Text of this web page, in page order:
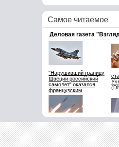
Самое читаемое